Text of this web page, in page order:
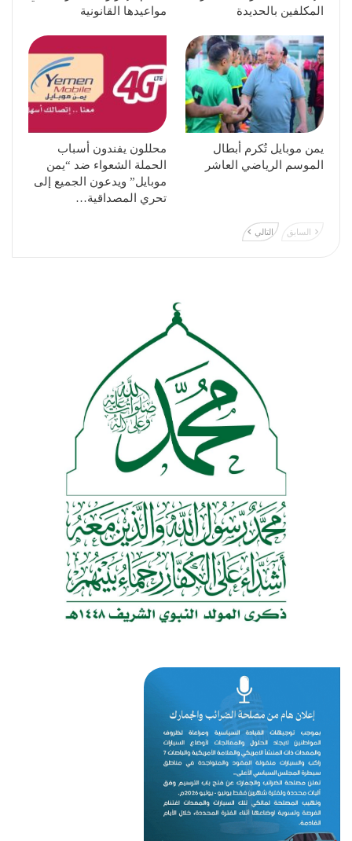
المكلفين بالحديدة
مواعيدها القانونية
يمن موبايل تُكرم أبطال
الموسم الرياضي العاشر
محللون يفندون أسباب
الحملة الشعواء ضد “يمن
موبايل” ويدعون الجميع إلى
تحري المصداقية…
السابق التالي